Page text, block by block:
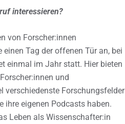
interessieren?
von Forscher:innen
Tag der offenen Tür an, bei
einmal im Jahr statt. Hier bieten
und
verschiedenste Forschungsfelder
ihre eigenen Podcasts haben.
Leben als Wissenschafter:in